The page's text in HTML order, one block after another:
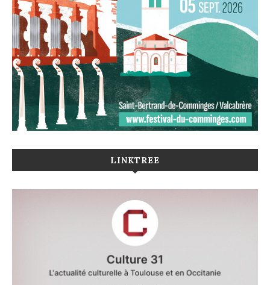
LINKTREE